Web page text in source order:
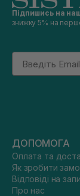
Підпишись на
знижку 5% на
Email
ДОПОМОГА
Оплата та
Як зробити
Відповіді на
Про нас